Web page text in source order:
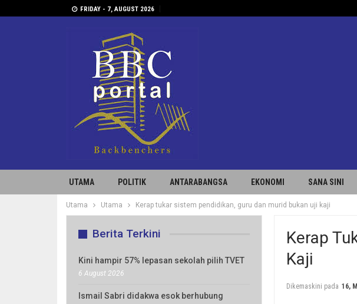
FRIDAY - 7, AUGUST 2026
UTAMA POLITIK ANTARABANGSA EKONOMI SANA SINI
Utama Utama Kerap tukar sistem pendidikan, guru dan murid bukan uji kaji
Kerap
Kaji
Dikemaskini pada 16,
Berita Terkini
Kini hampir 57% lepasan sekolah pilih TVET
6 August 2026
Ismail Sabri didakwa esok berhubung